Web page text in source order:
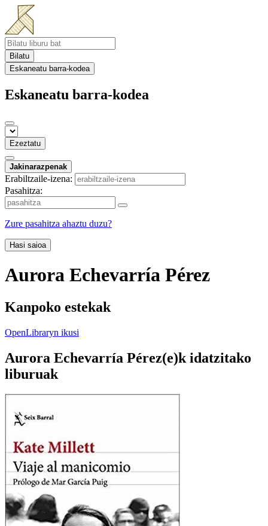
Bilatu
Eskaneatu barra-kodea
Eskaneatu barra-kodea
Ezeztatu
Jakinarazpenak
Erabiltzaile-izena:
Pasahitza:
Zure pasahitza ahaztu duzu?
Hasi saioa
Aurora Echevarría Pérez
Kanpoko estekak
OpenLibraryn ikusi
Aurora Echevarría Pérez(e)k idatzitako
liburuak